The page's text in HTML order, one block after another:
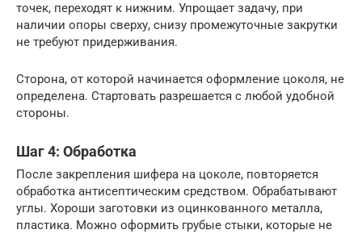
точек, переходят к нижним. Упрощает задачу, при
наличии опоры сверху, снизу промежуточные закрутки
не требуют придерживания.
Сторона, от которой начинается оформление цоколя, не
определена. Стартовать разрешается с любой удобной
стороны.
Шаг 4: Обработка
После закрепления шифера на цоколе, повторяется
обработка антисептическим средством. Обрабатывают
углы. Хороши заготовки из оцинкованного металла,
пластика. Можно оформить грубые стыки, которые не